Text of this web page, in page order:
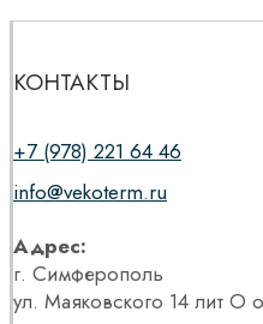
КОНТАКТЫ
+7 (978) 221 64 46
info@vekoterm.ru
Адрес:
г. Симферополь
ул. Маяковского 14 лит О